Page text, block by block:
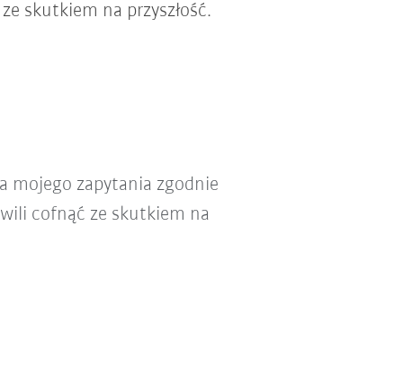
ze skutkiem na przyszłość.
mojego zapytania zgodnie
cofnąć ze skutkiem na